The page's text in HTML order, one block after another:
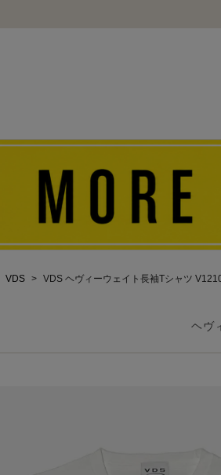
VDS VDS ヘヴィーウェイト長袖Tシャツ
ヘヴ